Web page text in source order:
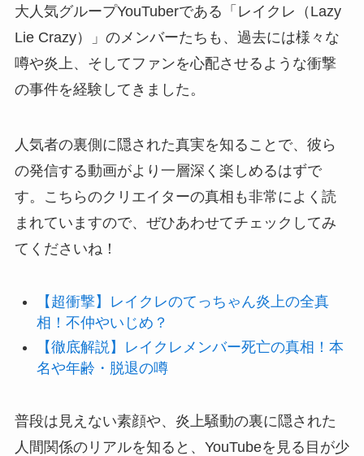
大人気グループYouTuberである「レイクレ（Lazy
Lie Crazy）」のメンバーたちも、過去には様々な
噂や炎上、そしてファンを心配させるような衝撃
の事件を経験してきました。
人気者の裏側に隠された真実を知ることで、彼ら
の発信する動画がより一層深く楽しめるはずで
す。こちらのクリエイターの真相も非常によく読
まれていますので、ぜひあわせてチェックしてみ
てくださいね！
【超衝撃】レイクレのてっちゃん炎上の全真
相！不仲やいじめ？
【徹底解説】レイクレメンバー死亡の真相！本
名や年齢・脱退の噂
普段は見えない素顔や、炎上騒動の裏に隠された
人間関係のリアルを知ると、YouTubeを見る目が少